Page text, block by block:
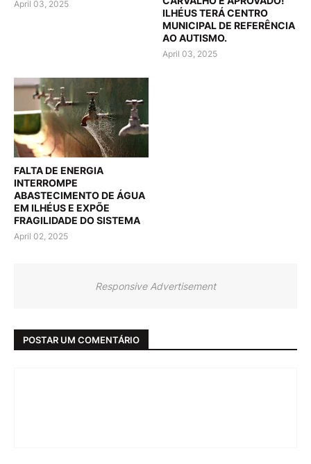
April 03, 2025
ILHÉUS TERÁ CENTRO
MUNICIPAL DE REFERÊNCIA
AO AUTISMO.
April 03, 2025
FALTA DE ENERGIA
INTERROMPE
ABASTECIMENTO DE ÁGUA
EM ILHÉUS E EXPÕE
FRAGILIDADE DO SISTEMA
April 02, 2025
Responsive Advertisement
POSTAR UM COMENTÁRIO